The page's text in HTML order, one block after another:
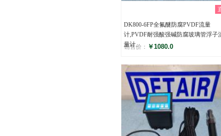
DK800-6FP全氟醚防腐PVDF流量
计,PVDF耐强酸强碱防腐玻璃管浮子
量计
销售价： ￥1080.0
评分
()